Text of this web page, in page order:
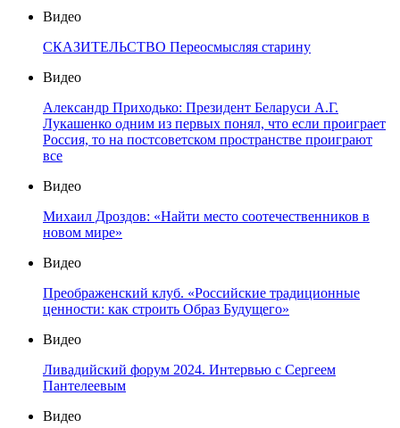
Видео
СКАЗИТЕЛЬСТВО Переосмысляя старину
Видео
Александр Приходько: Президент Беларуси А.Г.
Лукашенко одним из первых понял, что если проиграет
Россия, то на постсоветском пространстве проиграют
все
Видео
Михаил Дроздов: «Найти место соотечественников в
новом мире»
Видео
Преображенский клуб. «Российские традиционные
ценности: как строить Образ Будущего»
Видео
Ливадийский форум 2024. Интервью с Сергеем
Пантелеевым
Видео